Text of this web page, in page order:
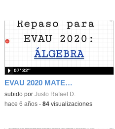
EVAU 2020 MATES II ALGEBRA 4
subido por Justo Rafael D.
07′ 32″
-hace 6 años- 84visualizaciones